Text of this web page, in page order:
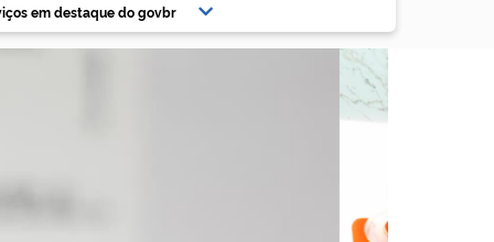
em destaque do govbr